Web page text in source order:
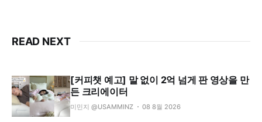
READ NEXT
[커피챗 예고] 말 없이 2억 넘게 판 영상을 만
든 크리에이터
미민지 @USAMMINZ 08 8월 2026